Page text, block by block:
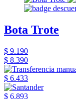
Bota Trote
$ 9.190
$ 8.390
$ 6.433
$ 6.893